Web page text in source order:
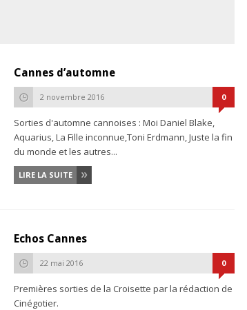
Cannes d’automne
2 novembre 2016 0
Sorties d'automne cannoises : Moi Daniel Blake,
Aquarius, La Fille inconnue,Toni Erdmann, Juste la fin
du monde et les autres...
LIRE LA SUITE
Echos Cannes
22 mai 2016 0
Premières sorties de la Croisette par la rédaction de
Cinégotier.